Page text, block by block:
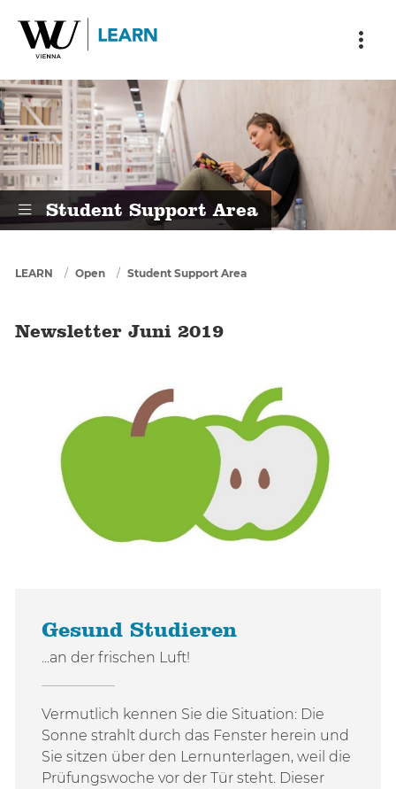
Newsletter Juni 2019
Student Support Area
You are here
LEARN Open Student Support Area
Newsletter Juni 2019
Gesund Studieren
...an der frischen Luft!
Vermutlich kennen Sie die Situation: Die
Sonne strahlt durch das Fenster herein und
Sie sitzen über den Lernunterlagen, weil die
Prüfungswoche vor der Tür steht. Dieser